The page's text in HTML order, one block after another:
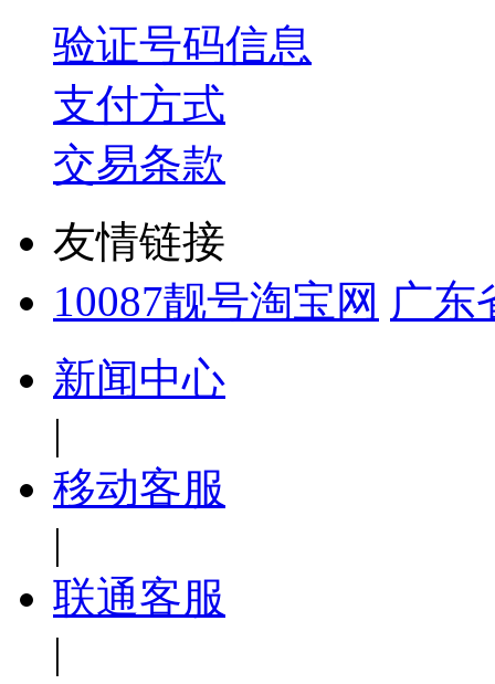
验证号码信息
支付方式
交易条款
友情链接
10087靓号淘宝网 广东
新闻中心
|
移动客服
|
联通客服
|